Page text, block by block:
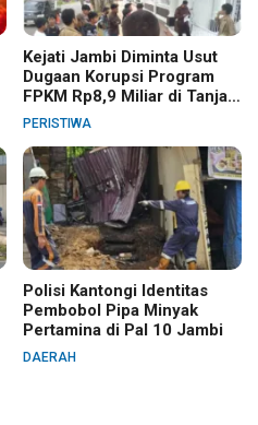
Kejati Jambi Diminta Usut
Dugaan Korupsi Program
FPKM Rp8,9 Miliar di Tanjab
Barat
PERISTIWA
Polisi Kantongi Identitas
Pembobol Pipa Minyak
Pertamina di Pal 10 Jambi
DAERAH